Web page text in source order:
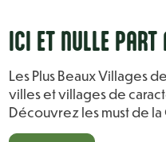
ICI ET NULLE PART
Les Plus Beaux Villages
villes et villages de
Découvrez les must de